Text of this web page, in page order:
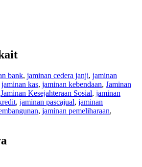
bank, jaminan cedera janji, jaminan
jaminan kas, jaminan kebendaan, Jaminan
Jaminan Kesejahteraan Sosial, jaminan
, jaminan pascajual, jaminan
, jaminan pemeliharaan,